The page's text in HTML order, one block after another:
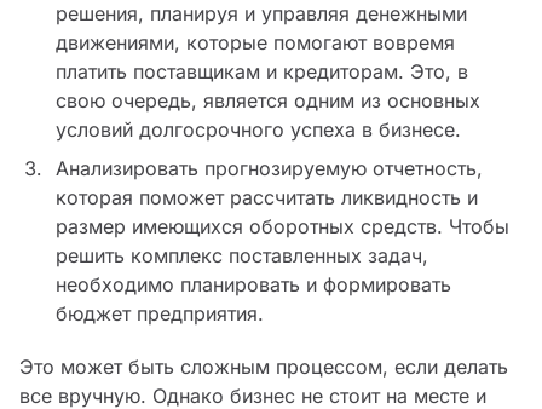
решения, планируя и управляя денежными
движениями, которые помогают вовремя
платить поставщикам и кредиторам. Это, в
свою очередь, является одним из основных
условий долгосрочного успеха в бизнесе.
Анализировать прогнозируемую отчетность,
которая поможет рассчитать ликвидность и
размер имеющихся оборотных средств. Чтобы
решить комплекс поставленных задач,
необходимо планировать и формировать
бюджет предприятия.
Это может быть сложным процессом, если делать
все вручную. Однако бизнес не стоит на месте и